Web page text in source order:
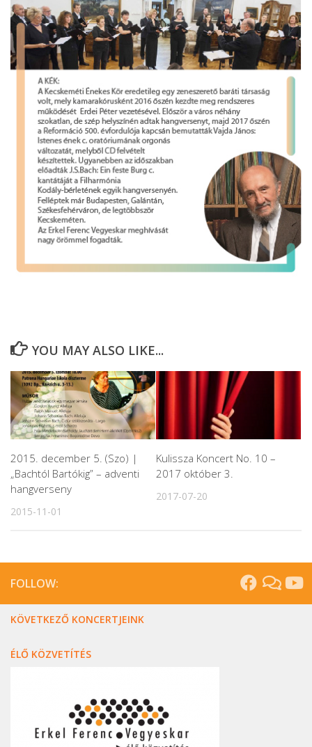
YOU MAY ALSO LIKE...
2015. december 5. (Szo) |
„Bachtól Bartókig” – adventi
hangverseny
2015-11-01
Kulissza Koncert No. 10 –
2017 október 3.
2017-07-20
FOLLOW:
KÖVETKEZŐ KONCERTJEINK
ÉLŐ KÖZVETÍTÉS